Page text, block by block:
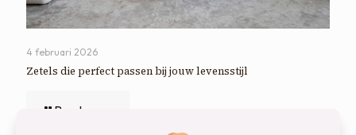
4 februari 2026
Zetels die perfect passen bij jouw levensstijl
Read more